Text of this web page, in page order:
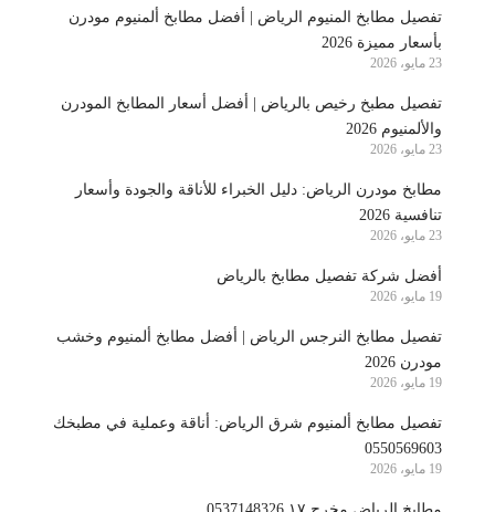
تفصيل مطابخ المنيوم الرياض | أفضل مطابخ ألمنيوم مودرن
بأسعار مميزة 2026
23 مايو، 2026
تفصيل مطبخ رخيص بالرياض | أفضل أسعار المطابخ المودرن
والألمنيوم 2026
23 مايو، 2026
مطابخ مودرن الرياض: دليل الخبراء للأناقة والجودة وأسعار
تنافسية 2026
23 مايو، 2026
أفضل شركة تفصيل مطابخ بالرياض
19 مايو، 2026
تفصيل مطابخ النرجس الرياض | أفضل مطابخ ألمنيوم وخشب
مودرن 2026
19 مايو، 2026
تفصيل مطابخ ألمنيوم شرق الرياض: أناقة وعملية في مطبخك
0550569603
19 مايو، 2026